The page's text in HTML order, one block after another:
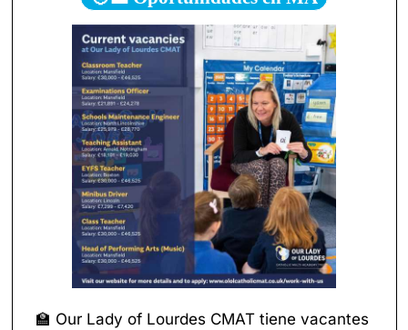
🏫 Our Lady of Lourdes CMAT tiene vacantes